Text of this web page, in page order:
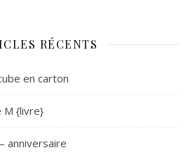
RÉCENTS
en carton
M {livre}
anniversaire